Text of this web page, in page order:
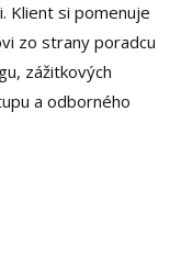
Klient si pomenuje
zo strany poradcu
zážitkových
a odborného